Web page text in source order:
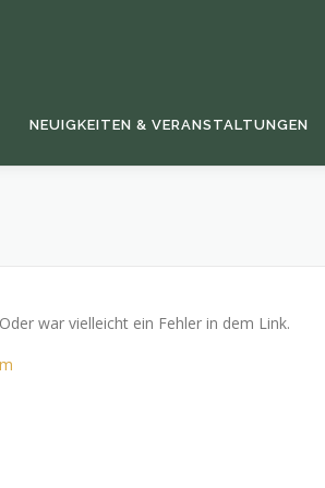
NEUIGKEITEN & VERANSTALTUNGEN
war vielleicht ein Fehler in dem Link.